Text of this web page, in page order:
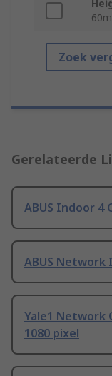
Zoek
Gerelateerde
ABUS Indoor 4
ABUS Network
Yale1 Network
1080 pixel